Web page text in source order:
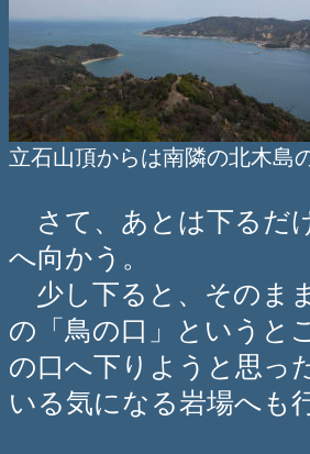
立石山頂からは南隣の北木島
さて、あとは下るだ
へ向かう。
少し下ると、そのま
の「鳥の口」というと
の口へ下りようと思っ
いる気になる岩場へも